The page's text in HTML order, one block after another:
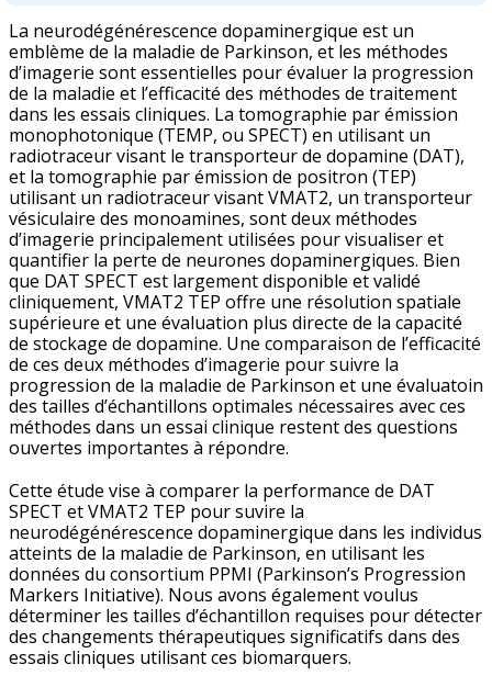
La neurodégénérescence dopaminergique est un
emblème de la maladie de Parkinson, et les méthodes
d’imagerie sont essentielles pour évaluer la progression
de la maladie et l’efficacité des méthodes de traitement
dans les essais cliniques. La tomographie par émission
monophotonique (TEMP, ou SPECT) en utilisant un
radiotraceur visant le transporteur de dopamine (DAT),
et la tomographie par émission de positron (TEP)
utilisant un radiotraceur visant VMAT2, un transporteur
vésiculaire des monoamines, sont deux méthodes
d’imagerie principalement utilisées pour visualiser et
quantifier la perte de neurones dopaminergiques. Bien
que DAT SPECT est largement disponible et validé
cliniquement, VMAT2 TEP offre une résolution spatiale
supérieure et une évaluation plus directe de la capacité
de stockage de dopamine. Une comparaison de l’efficacité
de ces deux méthodes d’imagerie pour suivre la
progression de la maladie de Parkinson et une évaluatoin
des tailles d’échantillons optimales nécessaires avec ces
méthodes dans un essai clinique restent des questions
ouvertes importantes à répondre.
Cette étude vise à comparer la performance de DAT
SPECT et VMAT2 TEP pour suvire la
neurodégénérescence dopaminergique dans les individus
atteints de la maladie de Parkinson, en utilisant les
données du consortium PPMI (Parkinson’s Progression
Markers Initiative). Nous avons également voulus
déterminer les tailles d’échantillon requises pour détecter
des changements thérapeutiques significatifs dans des
essais cliniques utilisant ces biomarquers.